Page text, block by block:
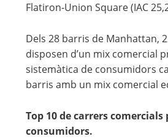
Flatiron-Union Square (IAC
Dels 28 barris de Manhattan,
disposen d’un mix comercial
sistemàtica de consumidors
barris amb un mix comercial
Top 10 de carrers
consumidors.